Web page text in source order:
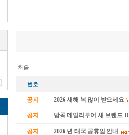
처음
번호
공지 2026 새해 복 많이 받으세요
공지 방콕 데일리투어 새 브랜드
공지 2026 년 태국 공휴일 안내